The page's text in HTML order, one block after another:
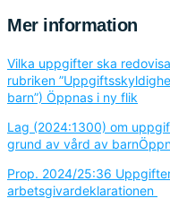
Mer information
Vilka uppgifter ska
rubriken
barn”) Öppnas i ny flik
Lag (2024:1300) om
grund av vård av barn
Prop. 2024/25:36
arbetsgivardeklarationen